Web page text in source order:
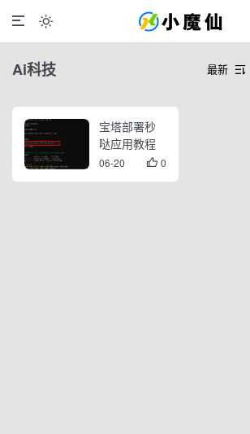

Ai科技 最新 
宝塔部署秒
哒应用教程
06-20  0